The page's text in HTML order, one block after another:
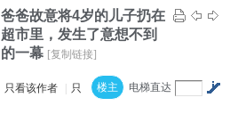
爸爸故意将4岁的儿子扔在
超市里，发生了意想不到
的一幕 [复制链接]
电梯直达
楼主
只看该作者
只